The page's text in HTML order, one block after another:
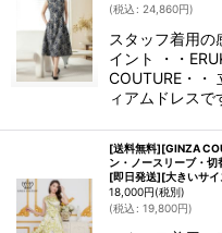
(税込 : 24,860円)
スタッフ着用の
イント ・・
COUTURE・・
ィアムドレス
[送料無料][GINZA
ン・ノースリーブ・
[即日発送][大きいサイ
18,000円(税別)
(税込 : 19,800円)